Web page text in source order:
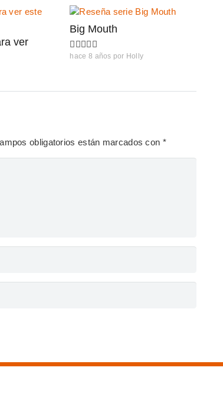
ver
Big Mouth
hace 8 años por Holly
obligatorios están marcados con *